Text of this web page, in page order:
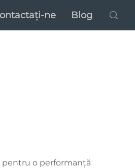
ne Blog
pentru o performanță